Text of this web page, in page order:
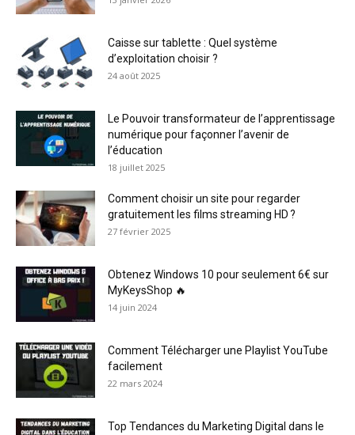
Caisse sur tablette : Quel système
d’exploitation choisir ?
24 août 2025
Le Pouvoir transformateur de l’apprentissage
numérique pour façonner l’avenir de
l’éducation
18 juillet 2025
Comment choisir un site pour regarder
gratuitement les films streaming HD ?
27 février 2025
Obtenez Windows 10 pour seulement 6€ sur
MyKeysShop 🔥
14 juin 2024
Comment Télécharger une Playlist YouTube
facilement
22 mars 2024
Top Tendances du Marketing Digital dans le